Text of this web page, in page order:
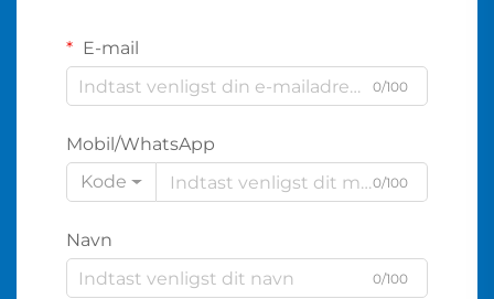
E-mail
0/100
Mobil/WhatsApp
Kode
0/100
Navn
0/100